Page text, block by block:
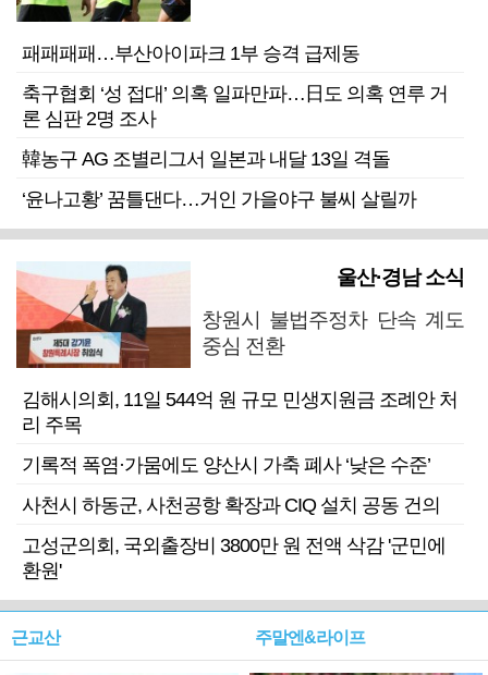
패패패패…부산아이파크 1부 승격 급제동
축구협회 ‘성 접대’ 의혹 일파만파…日도 의혹 연루 거
론 심판 2명 조사
韓농구 AG 조별리그서 일본과 내달 13일 격돌
‘윤나고황’ 꿈틀댄다…거인 가을야구 불씨 살릴까
울산·경남 소식
창원시 불법주정차 단속 계도
중심 전환
김해시의회, 11일 544억 원 규모 민생지원금 조례안 처
리 주목
기록적 폭염·가뭄에도 양산시 가축 폐사 ‘낮은 수준’
사천시 하동군, 사천공항 확장과 CIQ 설치 공동 건의
고성군의회, 국외출장비 3800만 원 전액 삭감 '군민에
환원'
근교산 주말엔&라이프